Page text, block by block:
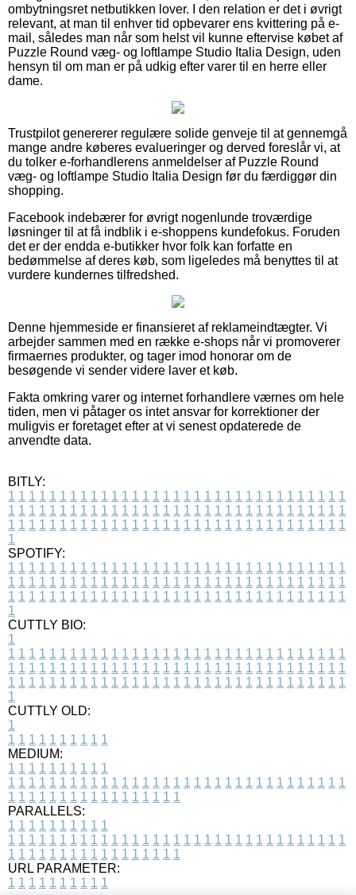
ombytningsret netbutikken lover. I den relation er det i øvrigt
relevant, at man til enhver tid opbevarer ens kvittering på e-
mail, således man når som helst vil kunne eftervise købet af
Puzzle Round væg- og loftlampe Studio Italia Design, uden
hensyn til om man er på udkig efter varer til en herre eller
dame.
Trustpilot genererer regulære solide genveje til at gennemgå
mange andre køberes evalueringer og derved foreslår vi, at
du tolker e-forhandlerens anmeldelser af Puzzle Round
væg- og loftlampe Studio Italia Design før du færdiggør din
shopping.
Facebook indebærer for øvrigt nogenlunde troværdige
løsninger til at få indblik i e-shoppens kundefokus. Foruden
det er der endda e-butikker hvor folk kan forfatte en
bedømmelse af deres køb, som ligeledes må benyttes til at
vurdere kundernes tilfredshed.
Denne hjemmeside er finansieret af reklameindtægter. Vi
arbejder sammen med en række e-shops når vi promoverer
firmaernes produkter, og tager imod honorar om de
besøgende vi sender videre laver et køb.
Fakta omkring varer og internet forhandlere værnes om hele
tiden, men vi påtager os intet ansvar for korrektioner der
muligvis er foretaget efter at vi senest opdaterede de
anvendte data.
BITLY:
1 1 1 1 1 1 1 1 1 1 1 1 1 1 1 1 1 1 1 1 1 1 1 1 1 1 1 1 1 1 1 1 1
1 1 1 1 1 1 1 1 1 1 1 1 1 1 1 1 1 1 1 1 1 1 1 1 1 1 1 1 1 1 1 1 1
1 1 1 1 1 1 1 1 1 1 1 1 1 1 1 1 1 1 1 1 1 1 1 1 1 1 1 1 1 1 1 1 1
1
SPOTIFY:
1 1 1 1 1 1 1 1 1 1 1 1 1 1 1 1 1 1 1 1 1 1 1 1 1 1 1 1 1 1 1 1 1
1 1 1 1 1 1 1 1 1 1 1 1 1 1 1 1 1 1 1 1 1 1 1 1 1 1 1 1 1 1 1 1 1
1 1 1 1 1 1 1 1 1 1 1 1 1 1 1 1 1 1 1 1 1 1 1 1 1 1 1 1 1 1 1 1 1
1
CUTTLY BIO:
1
1 1 1 1 1 1 1 1 1 1 1 1 1 1 1 1 1 1 1 1 1 1 1 1 1 1 1 1 1 1 1 1 1
1 1 1 1 1 1 1 1 1 1 1 1 1 1 1 1 1 1 1 1 1 1 1 1 1 1 1 1 1 1 1 1 1
1 1 1 1 1 1 1 1 1 1 1 1 1 1 1 1 1 1 1 1 1 1 1 1 1 1 1 1 1 1 1 1 1
1
CUTTLY OLD:
1
1 1 1 1 1 1 1 1 1 1
MEDIUM:
1 1 1 1 1 1 1 1 1 1
1 1 1 1 1 1 1 1 1 1 1 1 1 1 1 1 1 1 1 1 1 1 1 1 1 1 1 1 1 1 1 1 1
1 1 1 1 1 1 1 1 1 1 1 1 1 1 1 1 1
PARALLELS:
1 1 1 1 1 1 1 1 1 1
1 1 1 1 1 1 1 1 1 1 1 1 1 1 1 1 1 1 1 1 1 1 1 1 1 1 1 1 1 1 1 1 1
1 1 1 1 1 1 1 1 1 1 1 1 1 1 1 1 1
URL PARAMETER:
1 1 1 1 1 1 1 1 1 1